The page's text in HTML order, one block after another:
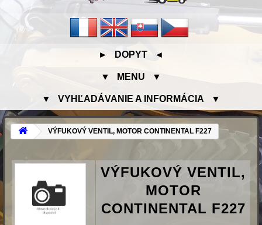
► DOPYT ◄
▼ MENU ▼
▼ VYHĽADÁVANIE A INFORMÁCIA ▼
VÝFUKOVÝ VENTIL, MOTOR CONTINENTAL F227
VÝFUKOVÝ VENTIL,
MOTOR
CONTINENTAL F227